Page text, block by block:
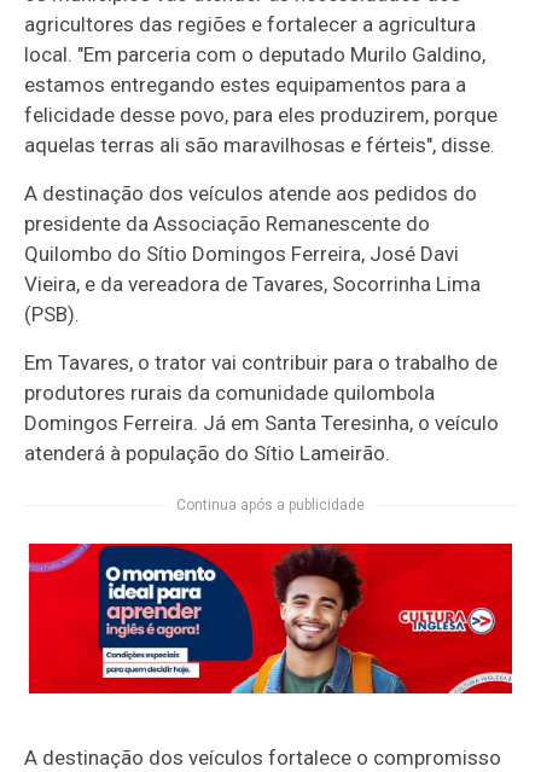
agricultores das regiões e fortalecer a agricultura
local. "Em parceria com o deputado Murilo Galdino,
estamos entregando estes equipamentos para a
felicidade desse povo, para eles produzirem, porque
aquelas terras ali são maravilhosas e férteis", disse.
A destinação dos veículos atende aos pedidos do
presidente da Associação Remanescente do
Quilombo do Sítio Domingos Ferreira, José Davi
Vieira, e da vereadora de Tavares, Socorrinha Lima
(PSB).
Em Tavares, o trator vai contribuir para o trabalho de
produtores rurais da comunidade quilombola
Domingos Ferreira. Já em Santa Teresinha, o veículo
atenderá à população do Sítio Lameirão.
Continua após a publicidade
A destinação dos veículos fortalece o compromisso